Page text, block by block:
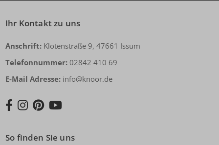
Ihr Kontakt zu uns
Anschrift: Klotenstraße 9, 47661 Issum
Telefonnummer: 02842 410 69
E-Mail Adresse: info@knoor.de
So finden Sie uns